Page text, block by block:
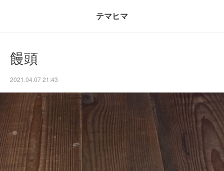
テマヒマ
饅頭
2021.04.07 21:43